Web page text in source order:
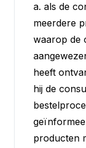
a. als de
meerdere
waarop de
heeft
hij de
producten